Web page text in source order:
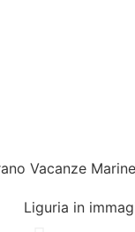
Liguria in